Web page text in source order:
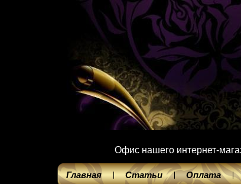
Офис нашего интернет-
Главная Статьи Оплата